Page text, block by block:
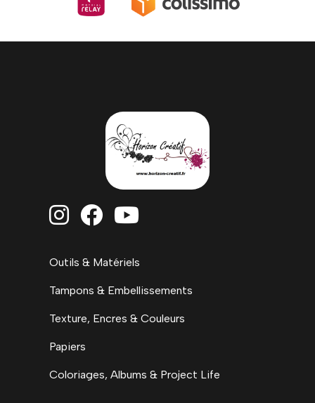
  
Outils & Matériels
Tampons & Embellissements
Texture, Encres & Couleurs
Papiers
Coloriages, Albums & Project Life